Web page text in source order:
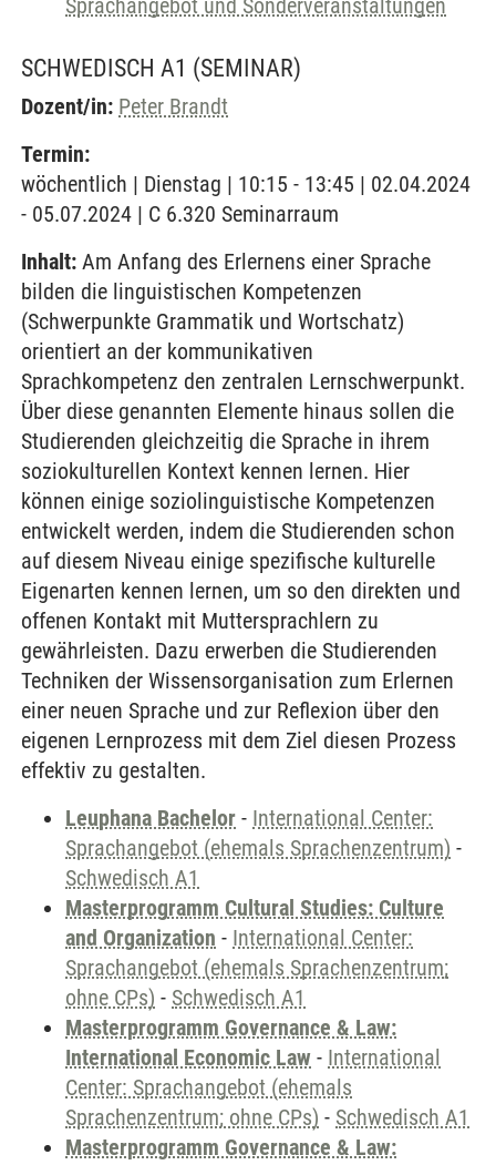
Sprachangebot und Sonderveranstaltungen
SCHWEDISCH A1 (SEMINAR)
Dozent/in: Peter Brandt
Termin:
wöchentlich | Dienstag | 10:15 - 13:45 | 02.04.2024
- 05.07.2024 | C 6.320 Seminarraum
Inhalt: Am Anfang des Erlernens einer Sprache
bilden die linguistischen Kompetenzen
(Schwerpunkte Grammatik und Wortschatz)
orientiert an der kommunikativen
Sprachkompetenz den zentralen Lernschwerpunkt.
Über diese genannten Elemente hinaus sollen die
Studierenden gleichzeitig die Sprache in ihrem
soziokulturellen Kontext kennen lernen. Hier
können einige soziolinguistische Kompetenzen
entwickelt werden, indem die Studierenden schon
auf diesem Niveau einige spezifische kulturelle
Eigenarten kennen lernen, um so den direkten und
offenen Kontakt mit Muttersprachlern zu
gewährleisten. Dazu erwerben die Studierenden
Techniken der Wissensorganisation zum Erlernen
einer neuen Sprache und zur Reflexion über den
eigenen Lernprozess mit dem Ziel diesen Prozess
effektiv zu gestalten.
Leuphana Bachelor - International Center:
Sprachangebot (ehemals Sprachenzentrum) -
Schwedisch A1
Masterprogramm Cultural Studies: Culture
and Organization - International Center:
Sprachangebot (ehemals Sprachenzentrum;
ohne CPs) - Schwedisch A1
Masterprogramm Governance & Law:
International Economic Law - International
Center: Sprachangebot (ehemals
Sprachenzentrum; ohne CPs) - Schwedisch A1
Masterprogramm Governance & Law: